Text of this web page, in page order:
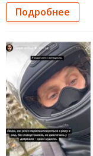
Подробнее